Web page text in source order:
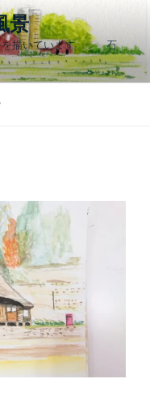
風景
チを描いています 石